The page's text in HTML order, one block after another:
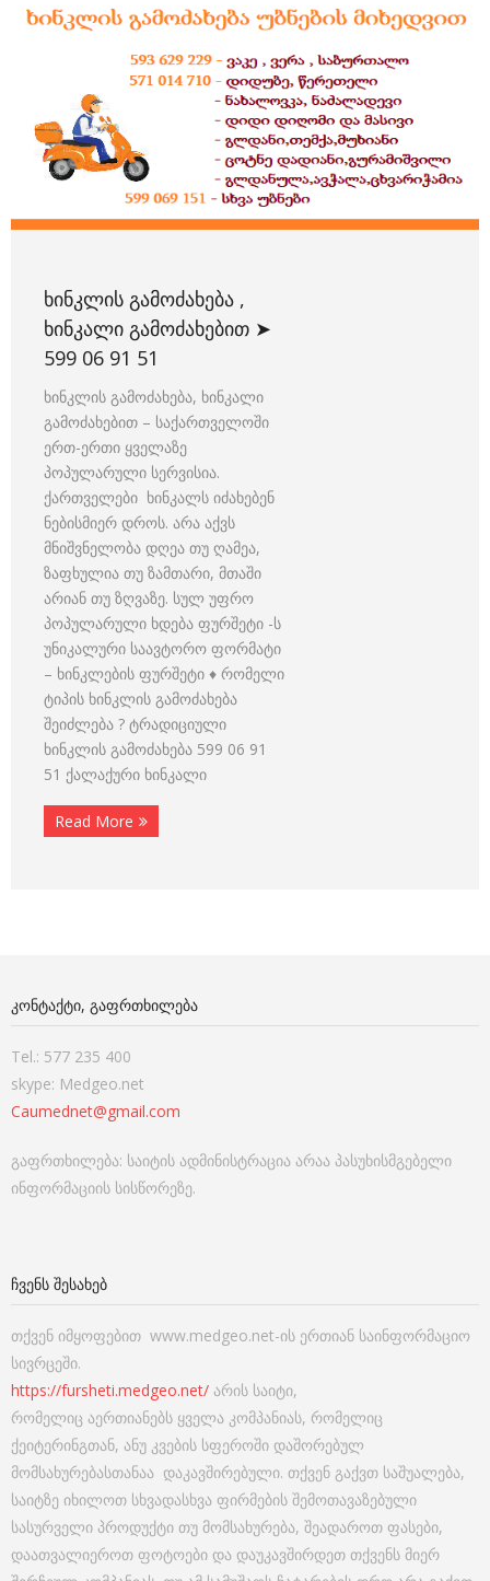
ᲮᲘᲜᲙᲚᲘᲡ ᲒᲐᲛᲝᲫᲐᲮᲔᲑᲐ ,
ᲮᲘᲜᲙᲐᲚᲘ ᲒᲐᲛᲝᲫᲐᲮᲔᲑᲘᲗ ➤
599 06 91 51
ხინკლის გამოძახება, ხინკალი
გამოძახებით – საქართველოში
ერთ-ერთი ყველაზე
პოპულარული სერვისია.
ქართველები ხინკალს იძახებენ
ნებისმიერ დროს. არა აქვს
მნიშვნელობა დღეა თუ ღამეა,
ზაფხულია თუ ზამთარი, მთაში
არიან თუ ზღვაზე. სულ უფრო
პოპულარული ხდება ფურშეტი -ს
უნიკალური საავტორო ფორმატი
– ხინკლების ფურშეტი ♦ რომელი
ტიპის ხინკლის გამოძახება
შეიძლება ? ტრადიციული
ხინკლის გამოძახება 599 06 91
51 ქალაქური ხინკალი
Read More
ᲙᲝᲜᲢᲐᲥᲢᲘ, ᲒᲐᲤᲠᲗᲮᲘᲚᲔᲑᲐ
Tel.: 577 235 400
skype: Medgeo.net
Caumednet@gmail.com
გაფრთხილება: საიტის ადმინისტრაცია არაა პასუხისმგებელი
ინფორმაციის სისწორეზე.
ᲩᲕᲔᲜᲡ ᲨᲔᲡᲐᲮᲔᲑ
თქვენ იმყოფებით www.medgeo.net-ის ერთიან საინფორმაციო
სივრცეში.
https://fursheti.medgeo.net/ არის საიტი,
რომელიც აერთიანებს ყველა კომპანიას, რომელიც
ქეიტერინგთან, ანუ კვების სფეროში დაშორებულ
მომსახურებასთანაა დაკავშირებული. თქვენ გაქვთ საშუალება,
საიტზე იხილოთ სხვადასხვა ფირმების შემოთავაზებული
სასურველი პროდუქტი თუ მომსახურება, შეადაროთ ფასები,
დაათვალიეროთ ფოტოები და დაუკავშირდეთ თქვენს მიერ